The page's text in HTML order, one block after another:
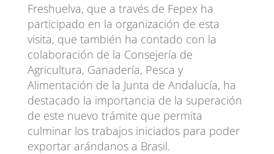
Freshuelva, que a través de Fepex ha
participado en la organización de esta
visita, que también ha contado con la
colaboración de la Consejería de
Agricultura, Ganadería, Pesca y
Alimentación de la Junta de Andalucía, ha
destacado la importancia de la superación
de este nuevo trámite que permita
culminar los trabajos iniciados para poder
exportar arándanos a Brasil.